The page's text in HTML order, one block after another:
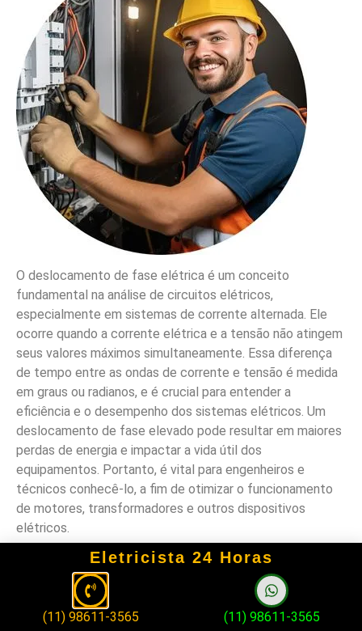
O deslocamento de fase elétrica é um conceito
fundamental na análise de circuitos elétricos,
especialmente em sistemas de corrente alternada. Ele
ocorre quando a corrente elétrica e a tensão não atingem
seus valores máximos simultaneamente. Essa diferença
de tempo entre as ondas de corrente e tensão é medida
em graus ou radianos, e é crucial para entender a
eficiência e o desempenho dos sistemas elétricos. Um
deslocamento de fase elevado pode resultar em maiores
perdas de energia e impactar a vida útil dos
equipamentos. Portanto, é vital para engenheiros e
técnicos conhecê-lo, a fim de otimizar o funcionamento
de motores, transformadores e outros dispositivos
elétricos.
1. O que causa o deslocamento de
Eletricista 24 Horas
(11) 98611-3565 (11) 98611-3565